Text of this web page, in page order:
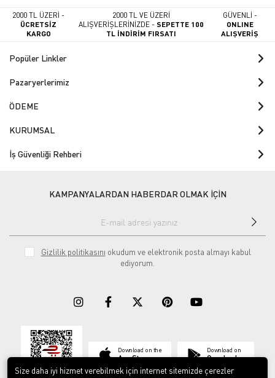
2000 TL ÜZERİ -
ÜCRETSİZ
KARGO
2000 TL VE ÜZERİ
ALIŞVERİŞLERİNİZDE -SEPETTE 100
TL İNDİRİM FIRSATI
GÜVENLİ -
ONLINE
ALIŞVERİŞ
Popüler Linkler
Pazaryerlerimiz
ÖDEME
KURUMSAL
İş Güvenliği Rehberi
KAMPANYALARDAN HABERDAR OLMAK İÇİN
Gizlilik politikasını okudum ve elektronik posta almayı kabul
ediyorum.
Download on the
App Store
Download on
Google play
Size daha iyi hizmet verebilmek için internet sitemizde çerezler